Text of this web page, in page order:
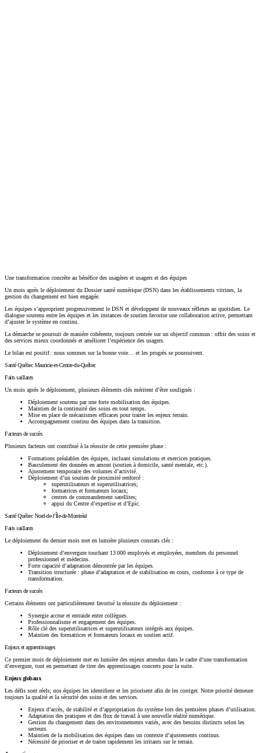
Une transformation concrète au bénéfice des usagères et usagers et des équipes
Un mois après le déploiement du Dossier santé numérique (DSN) dans les établissements vitrines, la
gestion du changement est bien engagée.
Les équipes s’approprient progressivement le DSN et développent de nouveaux réflexes au quotidien. Le
dialogue soutenu entre les équipes et les instances de soutien favorise une collaboration active, permettant
d’ajuster le système en continu.
La démarche se poursuit de manière cohérente, toujours centrée sur un objectif commun : offrir des soins et
des services mieux coordonnés et améliorer l’expérience des usagers.
Le bilan est positif : nous sommes sur la bonne voie… et les progrès se poursuivent.
Santé Québec Mauricie-et-Centre-du-Québec
Faits saillants
Un mois après le déploiement, plusieurs éléments clés méritent d’être soulignés :
Déploiement soutenu par une forte mobilisation des équipes.
Maintien de la continuité des soins en tout temps.
Mise en place de mécanismes efficaces pour traiter les enjeux terrain.
Accompagnement continu des équipes dans la transition.
Facteurs de succès
Plusieurs facteurs ont contribué à la réussite de cette première phase :
Formations préalables des équipes, incluant simulations et exercices pratiques.
Basculement des données en amont (soutien à domicile, santé mentale, etc.).
Ajustement temporaire des volumes d’activité.
Déploiement d’un soutien de proximité renforcé :
superutilisateurs et superutilisatrices;
formatrices et formateurs locaux;
centres de commandement satellites;
appui du Centre d’expertise et d’Epic.
Santé Québec Nord-de-l’Île-de-Montréal
Faits saillants
Le déploiement du dernier mois met en lumière plusieurs constats clés :
Déploiement d’envergure touchant 13 000 employés et employées, membres du personnel
professionnel et médecins.
Forte capacité d’adaptation démontrée par les équipes.
Transition structurée : phase d’adaptation et de stabilisation en cours, conforme à ce type de
transformation.
Facteurs de succès
Certains éléments ont particulièrement favorisé la réussite du déploiement :
Synergie accrue et entraide entre collègues.
Professionnalisme et engagement des équipes.
Rôle clé des superutilisatrices et superutilisateurs intégrés aux équipes.
Maintien des formatrices et formateurs locaux en soutien actif.
Enjeux et apprentissages
Ce premier mois de déploiement met en lumière des enjeux attendus dans le cadre d’une transformation
d’envergure, tout en permettant de tirer des apprentissages concrets pour la suite.
Enjeux globaux
Les défis sont réels; nos équipes les identifient et les priorisent afin de les corriger. Notre priorité demeure
toujours la qualité et la sécurité des soins et des services.
Enjeux d’accès, de stabilité et d’appropriation du système lors des premières phases d’utilisation.
Adaptation des pratiques et des flux de travail à une nouvelle réalité numérique.
Gestion du changement dans des environnements variés, avec des besoins distincts selon les
secteurs.
Maintien de la mobilisation des équipes dans un contexte d’ajustements continus.
Nécessité de prioriser et de traiter rapidement les irritants sur le terrain.